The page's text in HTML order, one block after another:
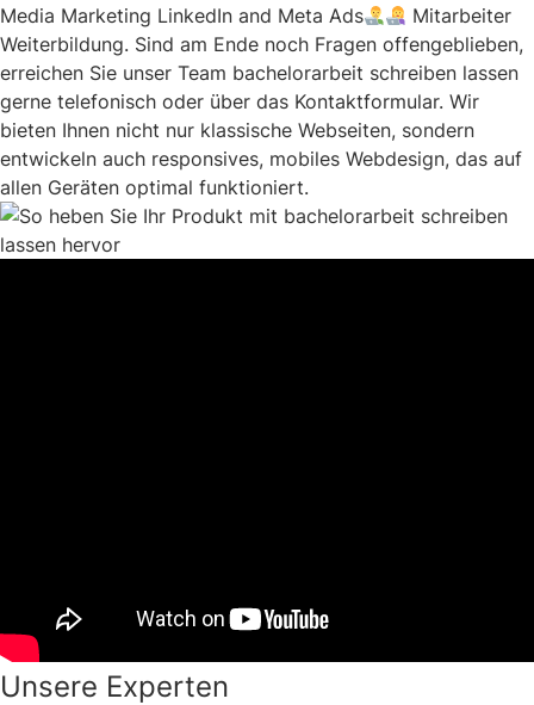
Media Marketing LinkedIn and Meta Ads
Mitarbeiter
Weiterbildung. Sind am Ende noch Fragen offengeblieben,
erreichen Sie unser Team bachelorarbeit schreiben lassen
gerne telefonisch oder über das Kontaktformular. Wir
bieten Ihnen nicht nur klassische Webseiten, sondern
entwickeln auch responsives, mobiles Webdesign, das auf
allen Geräten optimal funktioniert.
Unsere Experten